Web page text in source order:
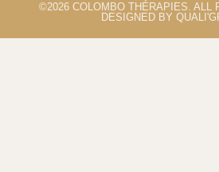
©2026 COLOMBO THÉRAPIES. ALL
DESIGNED BY